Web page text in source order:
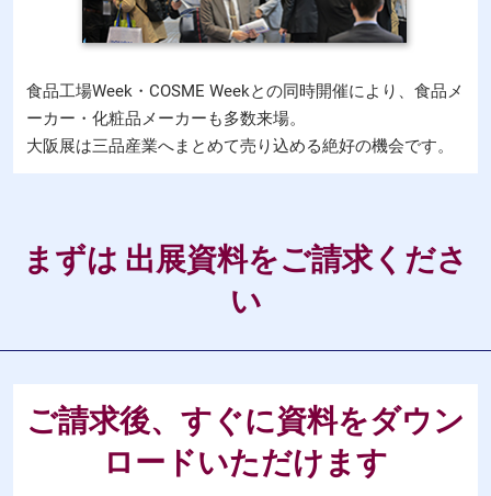
食品工場Week・COSME Weekとの同時開催により、食品メ
ーカー・化粧品メーカーも多数来場。
大阪展は三品産業へまとめて売り込める絶好の機会です。
まずは 出展資料をご請求くださ
い
ご請求後、すぐに資料をダウン
ロードいただけます